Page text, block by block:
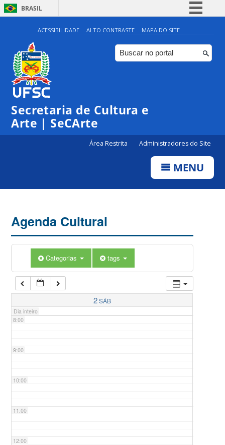
BRASIL
Simplifique!
Comunica BR
Participe
ACESSIBILIDADE ALTO CONTRASTE MAPA DO SITE
Secretaria de Cultura e
Arte | SeCArte
Área Restrita Administradores do Site
MENU
Agenda Cultural
Categorias tags
2SÁB
Dia inteiro
0:00
1:00
5:00
7:00
8:00
9:00
10:00
11:00
12:00